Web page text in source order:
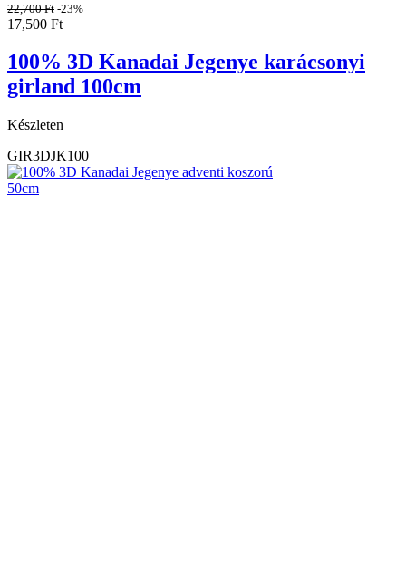
22,700Ft -23%
17,500 Ft
100% 3D Kanadai Jegenye karácsonyi
girland 100cm
Készleten
GIR3DJK100